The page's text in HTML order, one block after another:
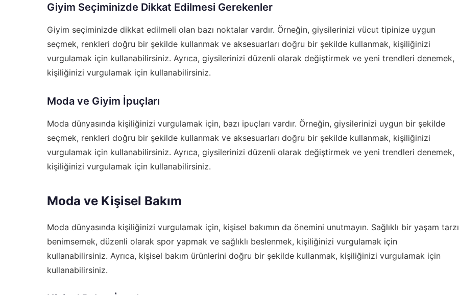
Giyim Seçiminizde Dikkat Edilmesi Gerekenler
Giyim seçiminizde dikkat edilmeli olan bazı noktalar vardır. Örneğin, giysilerinizi vücut tipinize uygun
seçmek, renkleri doğru bir şekilde kullanmak ve aksesuarları doğru bir şekilde kullanmak, kişiliğinizi
vurgulamak için kullanabilirsiniz. Ayrıca, giysilerinizi düzenli olarak değiştirmek ve yeni trendleri denemek,
kişiliğinizi vurgulamak için kullanabilirsiniz.
Moda ve Giyim İpuçları
Moda dünyasında kişiliğinizi vurgulamak için, bazı ipuçları vardır. Örneğin, giysilerinizi uygun bir şekilde
seçmek, renkleri doğru bir şekilde kullanmak ve aksesuarları doğru bir şekilde kullanmak, kişiliğinizi
vurgulamak için kullanabilirsiniz. Ayrıca, giysilerinizi düzenli olarak değiştirmek ve yeni trendleri denemek,
kişiliğinizi vurgulamak için kullanabilirsiniz.
Moda ve Kişisel Bakım
Moda dünyasında kişiliğinizi vurgulamak için, kişisel bakımın da önemini unutmayın. Sağlıklı bir yaşam tarzı
benimsemek, düzenli olarak spor yapmak ve sağlıklı beslenmek, kişiliğinizi vurgulamak için
kullanabilirsiniz. Ayrıca, kişisel bakım ürünlerini doğru bir şekilde kullanmak, kişiliğinizi vurgulamak için
kullanabilirsiniz.